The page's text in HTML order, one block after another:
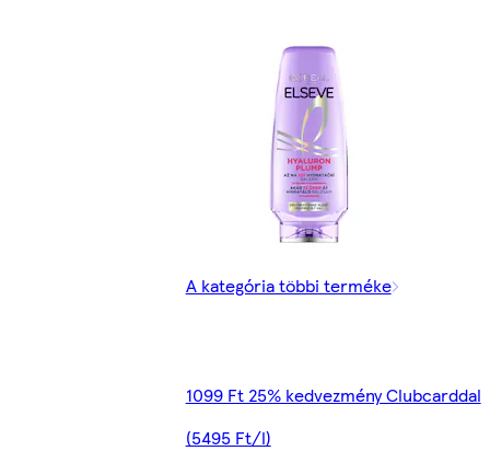
A kategória többi terméke
1099 Ft 25% kedvezmény Clubcarddal
(5495 Ft/l)